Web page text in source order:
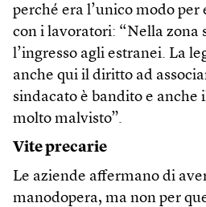
perché era l’unico modo
con i lavoratori: “Nella zona
l’ingresso agli estranei. La
anche qui il diritto ad
sindacato è bandito e anche
molto malvisto”.
Vite precarie
Le aziende affermano di
manodopera, ma non per